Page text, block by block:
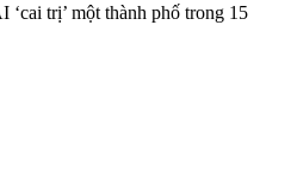
trị’ một thành phố trong 15